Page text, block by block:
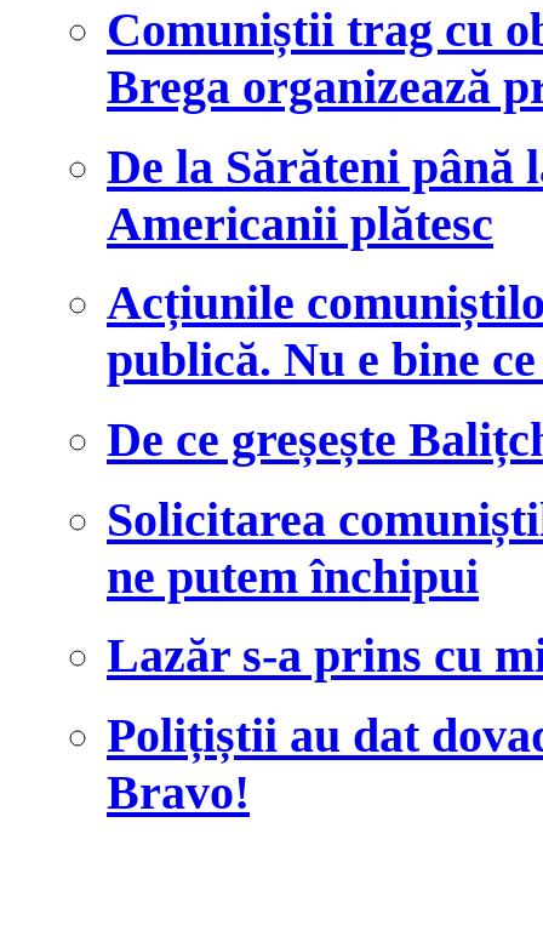
Comuniștii trag cu
Brega organizează
De la Sărăteni până
Americanii plătesc
Acțiunile
publică. Nu e bine
De ce greșește
Solicitarea
ne putem închipui
Lazăr s-a prins cu
Polițiștii au dat
Bravo!